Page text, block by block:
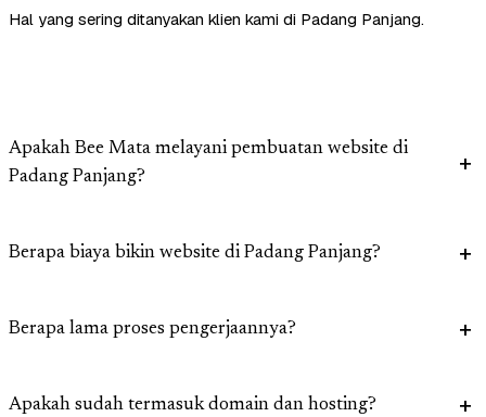
Hal yang sering ditanyakan klien kami di Padang Panjang.
Apakah Bee Mata melayani pembuatan website di
Padang Panjang?
Berapa biaya bikin website di Padang Panjang?
Berapa lama proses pengerjaannya?
Apakah sudah termasuk domain dan hosting?